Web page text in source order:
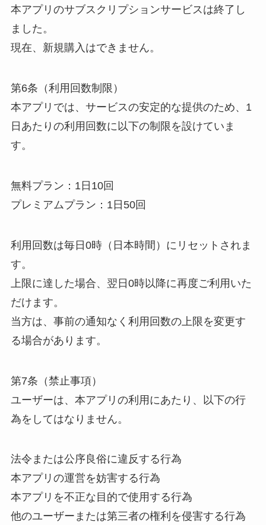
本アプリのサブスクリプションサービスは終了し
ました。
現在、新規購入はできません。
第6条（利用回数制限）
本アプリでは、サービスの安定的な提供のため、1
日あたりの利用回数に以下の制限を設けていま
す。
無料プラン：1日10回
プレミアムプラン：1日50回
利用回数は毎日0時（日本時間）にリセットされま
す。
上限に達した場合、翌日0時以降に再度ご利用いた
だけます。
当方は、事前の通知なく利用回数の上限を変更す
る場合があります。
第7条（禁止事項）
ユーザーは、本アプリの利用にあたり、以下の行
為をしてはなりません。
法令または公序良俗に違反する行為
本アプリの運営を妨害する行為
本アプリを不正な目的で使用する行為
他のユーザーまたは第三者の権利を侵害する行為